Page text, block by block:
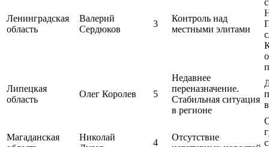
Ленинградская
область
Валерий
Сердюков
3
Контроль над
местными элитами
Липецкая
область
Олег Королев 5
Недавнее
переназначение.
Стабильная ситуация
в регионе
Магаданская
Николай
4
Отсутствие